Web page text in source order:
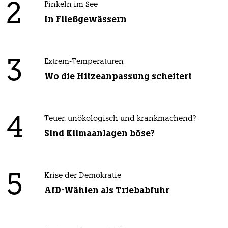
2 Pinkeln im See
In Fließgewässern
3 Extrem-Temperaturen
Wo die Hitzeanpassung scheitert
4 Teuer, unökologisch und krankmachend?
Sind Klimaanlagen böse?
5 Krise der Demokratie
AfD-Wählen als Triebabfuhr